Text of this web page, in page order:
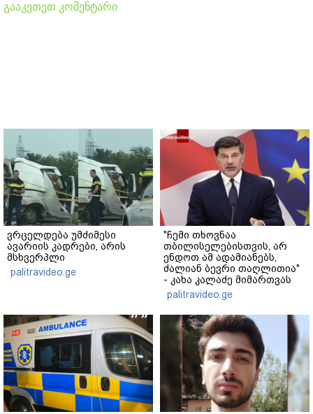
გააკეთეთ კომენტარი
ვრცელდება უმძიმესი
ავარიის კადრები, არის
მსხვერპლი
palitravideo.ge
"ჩემი თხოვნაა
თბილისელებისთვის, არ
ენდოთ ამ ადამიანებს,
ძალიან ბევრი თაღლითია"
- კახა კალაძე მიმართვას
ავრცელებს
palitravideo.ge